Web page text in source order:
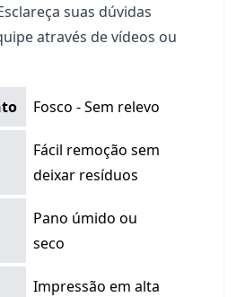
suas dúvidas
através de vídeos ou
Fosco - Sem relevo
Fácil remoção sem
deixar resíduos
Pano úmido ou
seco
Impressão em alta